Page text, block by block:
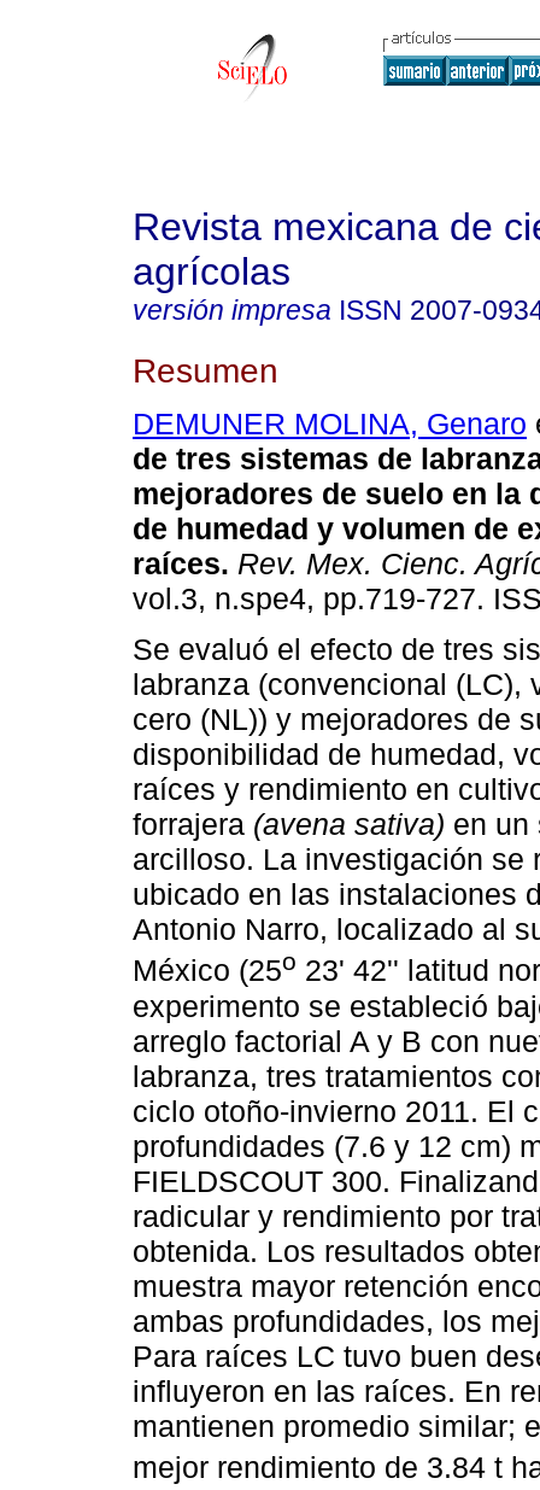
Revista mexicana de
agrícolas
versión impresa ISSN 2007-
Resumen
DEMUNER MOLINA, Genaro
de tres sistemas de
mejoradores de suelo en la
de humedad y volumen de
raíces. Rev. Mex. Cienc.
vol.3, n.spe4, pp.719-727.
Se evaluó el efecto de tres
labranza (convencional (LC),
cero (NL)) y mejoradores de
disponibilidad de humedad,
raíces y rendimiento en
forrajera (avena sativa) en un
arcilloso. La investigación se
ubicado en las instalaciones
Antonio Narro, localizado al
México (25o 23' 42'' latitud
experimento se estableció
arreglo factorial A y B con
labranza, tres tratamientos
ciclo otoño-invierno 2011. El
profundidades (7.6 y 12 cm)
FIELDSCOUT 300.
radicular y rendimiento por
obtenida. Los resultados
muestra mayor retención
ambas profundidades, los
Para raíces LC tuvo buen
influyeron en las raíces. En
mantienen promedio similar;
mejor rendimiento de 3.84 t